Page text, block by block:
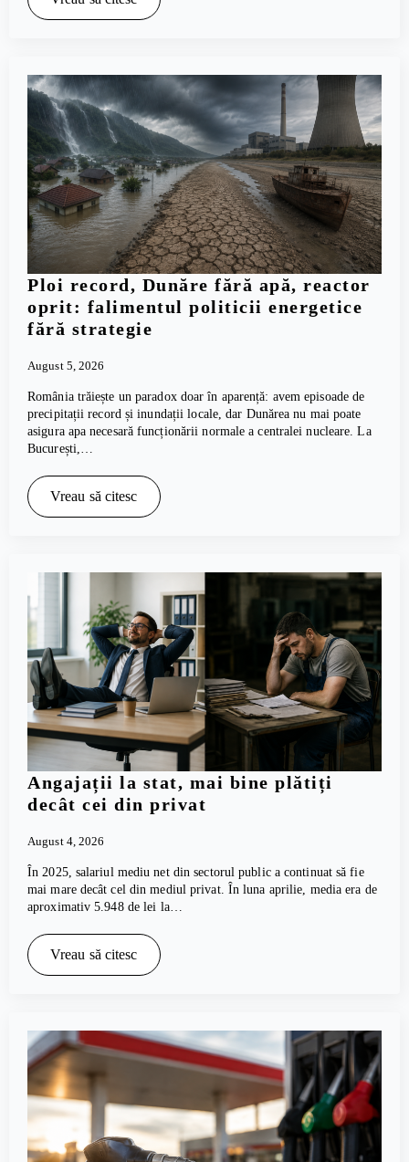
Ploi record, Dunăre fără apă, reactor
oprit: falimentul politicii energetice
fără strategie
August 5, 2026
România trăiește un paradox doar în aparență: avem episoade de
precipitații record și inundații locale, dar Dunărea nu mai poate
asigura apa necesară funcționării normale a centralei nucleare. La
București,…
Vreau să citesc
Angajații la stat, mai bine plătiți
decât cei din privat
August 4, 2026
În 2025, salariul mediu net din sectorul public a continuat să fie
mai mare decât cel din mediul privat. În luna aprilie, media era de
aproximativ 5.948 de lei la…
Vreau să citesc